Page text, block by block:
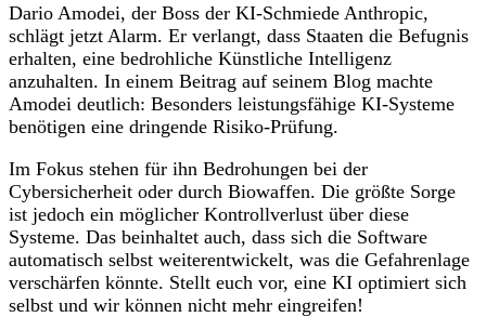
Dario Amodei, der Boss der KI-Schmiede Anthropic,
schlägt jetzt Alarm. Er verlangt, dass Staaten die Befugnis
erhalten, eine bedrohliche Künstliche Intelligenz
anzuhalten. In einem Beitrag auf seinem Blog machte
Amodei deutlich: Besonders leistungsfähige KI-Systeme
benötigen eine dringende Risiko-Prüfung.
Im Fokus stehen für ihn Bedrohungen bei der
Cybersicherheit oder durch Biowaffen. Die größte Sorge
ist jedoch ein möglicher Kontrollverlust über diese
Systeme. Das beinhaltet auch, dass sich die Software
automatisch selbst weiterentwickelt, was die Gefahrenlage
verschärfen könnte. Stellt euch vor, eine KI optimiert sich
selbst und wir können nicht mehr eingreifen!